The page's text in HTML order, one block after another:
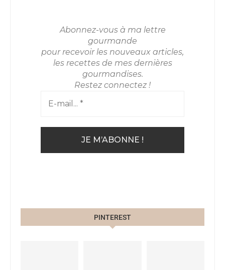
Abonnez-vous à ma lettre
gourmande
pour recevoir les nouveaux articles,
les recettes de mes dernières
gourmandises.
Restez connectez !
PINTEREST